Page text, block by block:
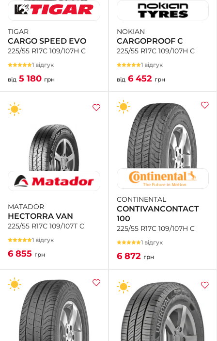
TIGAR
CARGO SPEED EVO
225/55 R17C 109/107H C
1 відгук
від 5 180 грн
NOKIAN
CARGOPROOF C
225/55 R17C 109/107H C
1 відгук
від 6 452 грн
MATADOR
HECTORRA VAN
225/55 R17C 109/107T C
1 відгук
6 855 грн
CONTINENTAL
CONTIVANCONTACT
100
225/55 R17C 109/107H C
1 відгук
6 872 грн